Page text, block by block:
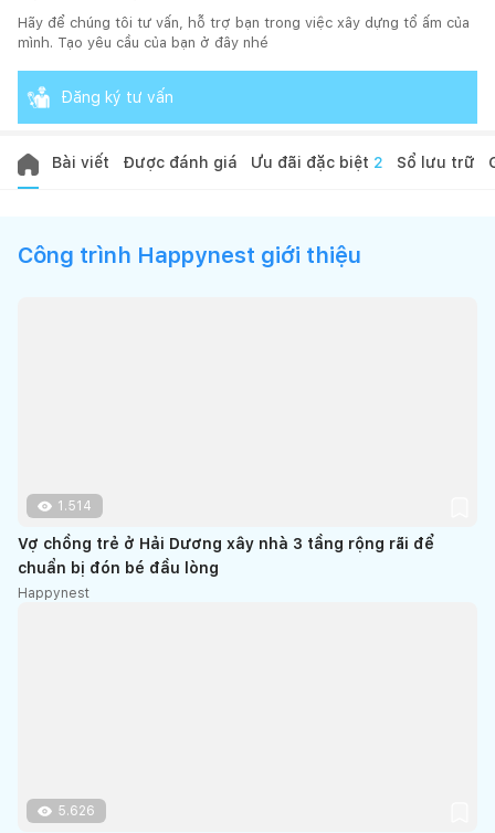
Hãy để chúng tôi tư vấn, hỗ trợ bạn trong việc xây dựng tổ ấm của
mình. Tạo yêu cầu của bạn ở đây nhé
Đăng ký tư vấn
Bài viết Được đánh giá Ưu đãi đặc biệt 2 Sổ lưu trữ
Công trình Happynest giới thiệu
1.514
Vợ chồng trẻ ở Hải Dương xây nhà 3 tầng rộng rãi để
chuẩn bị đón bé đầu lòng
Happynest
5.626